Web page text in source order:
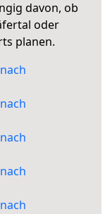
davon, ob
oder
planen.